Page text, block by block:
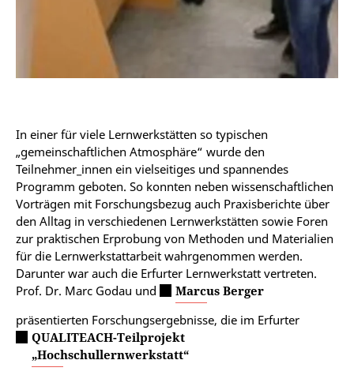
In einer für viele Lernwerkstätten so typischen
„gemeinschaftlichen Atmosphäre“ wurde den
Teilnehmer_innen ein vielseitiges und spannendes
Programm geboten. So konnten neben wissenschaftlichen
Vorträgen mit Forschungsbezug auch Praxisberichte über
den Alltag in verschiedenen Lernwerkstätten sowie Foren
zur praktischen Erprobung von Methoden und Materialien
für die Lernwerkstattarbeit wahrgenommen werden.
Darunter war auch die Erfurter Lernwerkstatt vertreten.
Prof. Dr. Marc Godau und
Marcus Berger
präsentierten Forschungsergebnisse, die im Erfurter
QUALITEACH-Teilprojekt
„Hochschullernwerkstatt“